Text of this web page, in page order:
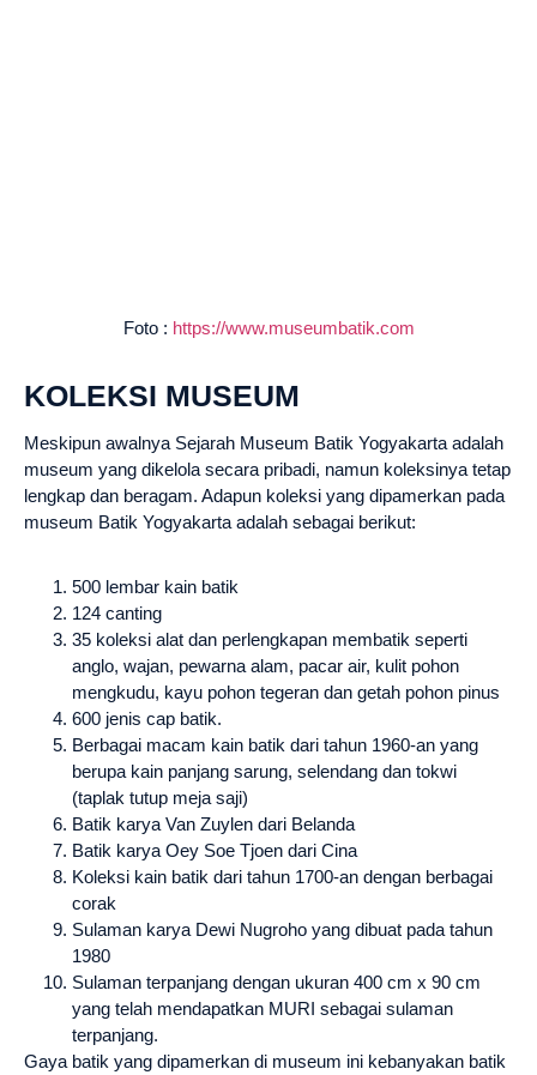
Foto : https://www.museumbatik.com
KOLEKSI MUSEUM
Meskipun awalnya Sejarah Museum Batik Yogyakarta adalah
museum yang dikelola secara pribadi, namun koleksinya tetap
lengkap dan beragam. Adapun koleksi yang dipamerkan pada
museum Batik Yogyakarta adalah sebagai berikut:
500 lembar kain batik
124 canting
35 koleksi alat dan perlengkapan membatik seperti
anglo, wajan, pewarna alam, pacar air, kulit pohon
mengkudu, kayu pohon tegeran dan getah pohon pinus
600 jenis cap batik.
Berbagai macam kain batik dari tahun 1960-an yang
berupa kain panjang sarung, selendang dan tokwi
(taplak tutup meja saji)
Batik karya Van Zuylen dari Belanda
Batik karya Oey Soe Tjoen dari Cina
Koleksi kain batik dari tahun 1700-an dengan berbagai
corak
Sulaman karya Dewi Nugroho yang dibuat pada tahun
1980
Sulaman terpanjang dengan ukuran 400 cm x 90 cm
yang telah mendapatkan MURI sebagai sulaman
terpanjang.
Gaya batik yang dipamerkan di museum ini kebanyakan batik